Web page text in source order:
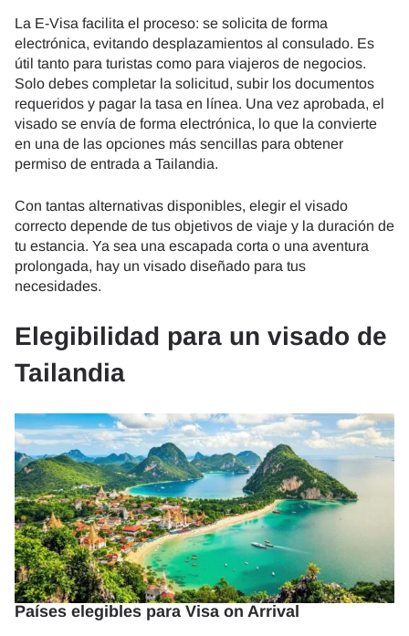
La E-Visa facilita el proceso: se solicita de forma
electrónica, evitando desplazamientos al consulado. Es
útil tanto para turistas como para viajeros de negocios.
Solo debes completar la solicitud, subir los documentos
requeridos y pagar la tasa en línea. Una vez aprobada, el
visado se envía de forma electrónica, lo que la convierte
en una de las opciones más sencillas para obtener
permiso de entrada a Tailandia.
Con tantas alternativas disponibles, elegir el visado
correcto depende de tus objetivos de viaje y la duración de
tu estancia. Ya sea una escapada corta o una aventura
prolongada, hay un visado diseñado para tus
necesidades.
Elegibilidad para un visado de
Tailandia
Países elegibles para Visa on Arrival